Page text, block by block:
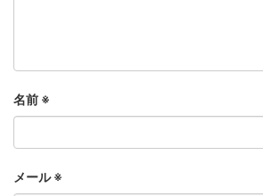
名前 ※
メール※